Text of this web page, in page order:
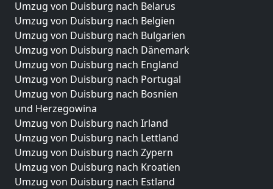
Umzug von Duisburg nach Belarus
Umzug von Duisburg nach Belgien
Umzug von Duisburg nach Bulgarien
Umzug von Duisburg nach Dänemark
Umzug von Duisburg nach England
Umzug von Duisburg nach Portugal
Umzug von Duisburg nach Bosnien
und Herzegowina
Umzug von Duisburg nach Irland
Umzug von Duisburg nach Lettland
Umzug von Duisburg nach Zypern
Umzug von Duisburg nach Kroatien
Umzug von Duisburg nach Estland